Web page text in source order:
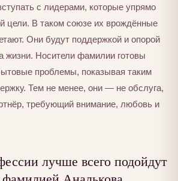
с лидерами, которые упрямо
цели. В таком союзе их врождённые
Они будут поддержкой и опорой
жизни. Носители фамилии готовы
проблемы, показывая таким
Тем не менее, они — не обслуга,
требующий внимание, любовь и
лучше всего подойдут